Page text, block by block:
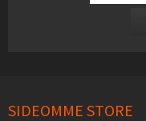
SIDEOMME STORE